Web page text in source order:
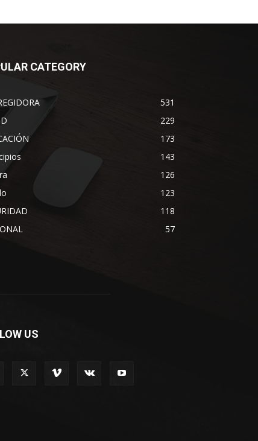
CATEGORY
531
229
173
143
126
123
118
57
US